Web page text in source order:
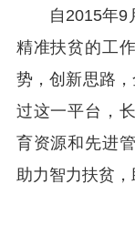
自2015年9月
精准扶贫的工
势，创新思路
过这一平台，
育资源和先进
助力智力扶贫，